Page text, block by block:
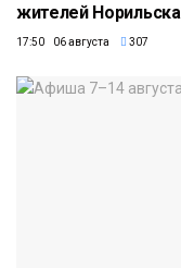
жителей Норильска
17:50 06 августа 307